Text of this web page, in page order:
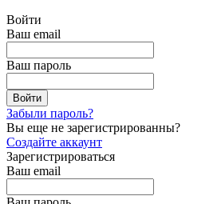
Войти
Ваш email
Ваш пароль
Забыли пароль?
Вы еще не зарегистрированны?
Создайте аккаунт
Зарегистрироваться
Ваш email